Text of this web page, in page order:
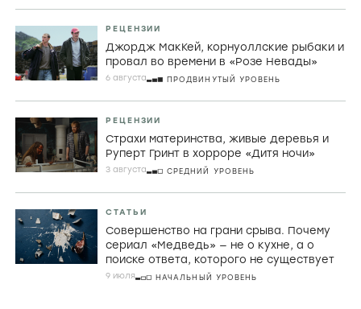
РЕЦЕНЗИИ
Джордж МакКей, корнуоллские рыбаки и
провал во времени в «Розе Невады»
6 августа ПРОДВИНУТЫЙ УРОВЕНЬ
РЕЦЕНЗИИ
Страхи материнства, живые деревья и
Руперт Гринт в хорроре «Дитя ночи»
3 августа СРЕДНИЙ УРОВЕНЬ
СТАТЬИ
Совершенство на грани срыва. Почему
сериал «Медведь» — не о кухне, а о
поиске ответа, которого не существует
9 июля НАЧАЛЬНЫЙ УРОВЕНЬ